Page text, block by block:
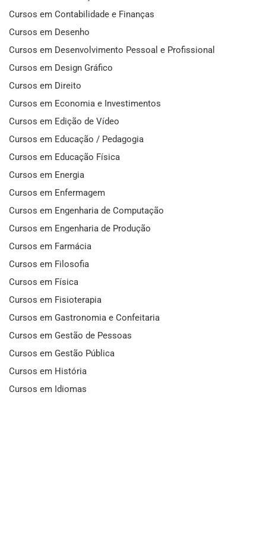
Cursos em Contabilidade e Finanças
Cursos em Desenho
Cursos em Desenvolvimento Pessoal e Profissional
Cursos em Design Gráfico
Cursos em Direito
Cursos em Economia e Investimentos
Cursos em Edição de Vídeo
Cursos em Educação / Pedagogia
Cursos em Educação Física
Cursos em Energia
Cursos em Enfermagem
Cursos em Engenharia de Computação
Cursos em Engenharia de Produção
Cursos em Farmácia
Cursos em Filosofia
Cursos em Física
Cursos em Fisioterapia
Cursos em Gastronomia e Confeitaria
Cursos em Gestão de Pessoas
Cursos em Gestão Pública
Cursos em História
Cursos em Idiomas